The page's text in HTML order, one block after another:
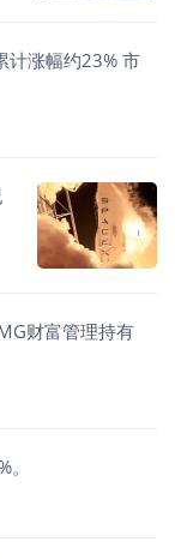
计涨幅约23% 市
财富管理持有